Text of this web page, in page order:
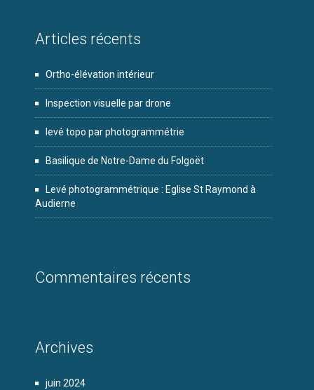
Articles récents
Ortho-élévation intérieur
Inspection visuelle par drone
levé topo par photogrammétrie
Basilique de Notre-Dame du Folgoët
Levé photogrammétrique : Eglise St Raymond à
Audierne
Commentaires récents
Archives
juin 2024